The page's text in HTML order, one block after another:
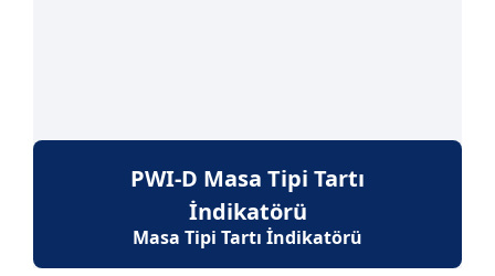
PWI-D Masa Tipi Tartı
İndikatörü
Masa Tipi Tartı İndikatörü